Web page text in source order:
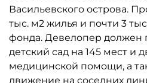
Васильевского острова.
тыс. м2 жилья и почти 3
фонда. Девелопер должен
детский сад на 145 мест и
медицинской помощи, а
движение на соседних